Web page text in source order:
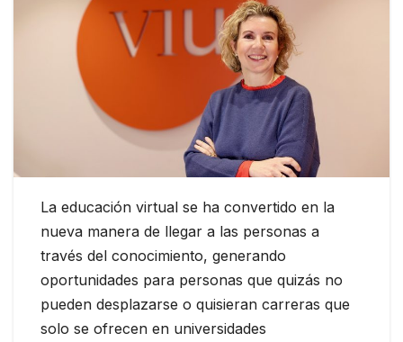
La educación virtual se ha convertido en la
nueva manera de llegar a las personas a
través del conocimiento, generando
oportunidades para personas que quizás no
pueden desplazarse o quisieran carreras que
solo se ofrecen en universidades